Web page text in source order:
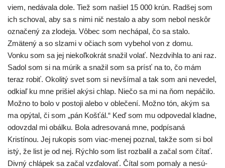
viem, nedá­va­la dole. Tiež som našiel 15 000 krún. Radšej som
ich scho­val, aby sa s nimi nič nesta­lo a aby som nebol neskôr
ozna­če­ný za zlo­de­ja. Vôbec som nechá­pal, čo sa sta­lo.
Zmätený a so slza­mi v očiach som vybe­hol von z domu.
Vonku som sa jej nie­koľ­ko­krát sna­žil volať. Nezdvihla to ani raz.
Sadol som si na múrik a sna­žil som sa prí­sť na to, čo mám
teraz robiť. Okolitý svet som si nevší­mal a tak som ani neve­del,
odkiaľ ku mne pri­šiel aký­si chlap. Niečo sa mi na ňom nepá­či­lo.
Možno to bolo v posto­ji ale­bo v oble­če­ní. Možno tón, akým sa
ma opý­tal, či som „pán Košťál.“ Keď som mu odpo­ve­dal klad­ne,
odo­vzdal mi obál­ku. Bola adre­so­va­ná mne, pod­pí­sa­ná
Kristínou. Jej ruko­pis som viac-menej poznal, tak­že som si bol
istý, že list je od nej. Rýchlo som list roz­ba­lil a začal som čítať.
Divný chlá­pek sa začal vzďa­lo­vať. Čítal som poma­ly a nesú­